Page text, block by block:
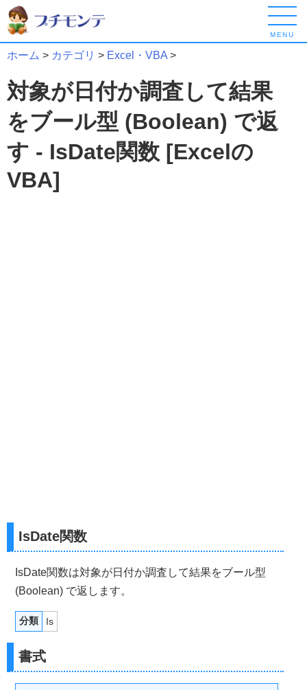
MENU
ホーム > カテゴリ > Excel・VBA>
対象が日付か調査して結果
をブール型 (Boolean) で返
す - IsDate関数 [Excelの
VBA]
IsDate関数
IsDate関数は対象が日付か調査して結果をブール型
(Boolean) で返します。
分類 Is
書式